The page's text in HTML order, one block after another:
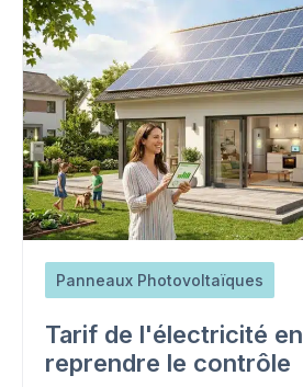
Panneaux Photovoltaïques
Tarif de l'électricité
reprendre le contrôle